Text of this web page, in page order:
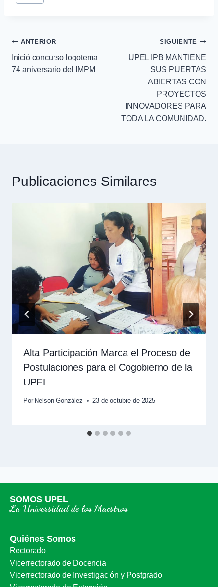
ANTERIOR
Inició concurso logotema
74 aniversario del IMPM
SIGUIENTE
UPEL IPB MANTIENE
SUS PUERTAS
ABIERTAS CON
PROYECTOS
INNOVADORES PARA
TODA LA COMUNIDAD.
Publicaciones Similares
Alta Participación Marca el Proceso de
Postulaciones para el Cogobierno de la
UPEL
Por Nelson González 23 de octubre de 2025
SOMOS UPEL
La Universidad de los Maestros
Quiénes Somos
Rectorado
Vicerrectorado de Docencia
Vicerrectorado de Investigación y Postgrado